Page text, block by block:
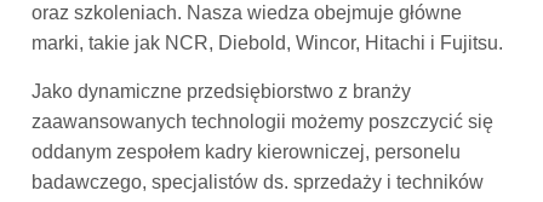
oraz szkoleniach. Nasza wiedza obejmuje główne
marki, takie jak NCR, Diebold, Wincor, Hitachi i Fujitsu.
Jako dynamiczne przedsiębiorstwo z branży
zaawansowanych technologii możemy poszczycić się
oddanym zespołem kadry kierowniczej, personelu
badawczego, specjalistów ds. sprzedaży i techników